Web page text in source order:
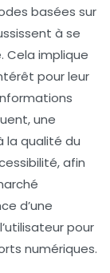
basées sur
à se
Cela implique
pour leur
une
qualité du
afin
d’une
pour
numériques.